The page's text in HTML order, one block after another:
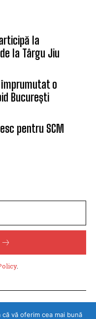
noul sezon
la
la Târgu Jiu
împrumutat o
București
.
vă oferim cea mai bună